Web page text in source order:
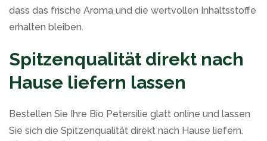
dass das frische Aroma und die wertvollen Inhaltsstoffe
erhalten bleiben.
Spitzenqualität direkt nach
Hause liefern lassen
Bestellen Sie Ihre Bio Petersilie glatt online und lassen
Sie sich die Spitzenqualität direkt nach Hause liefern.